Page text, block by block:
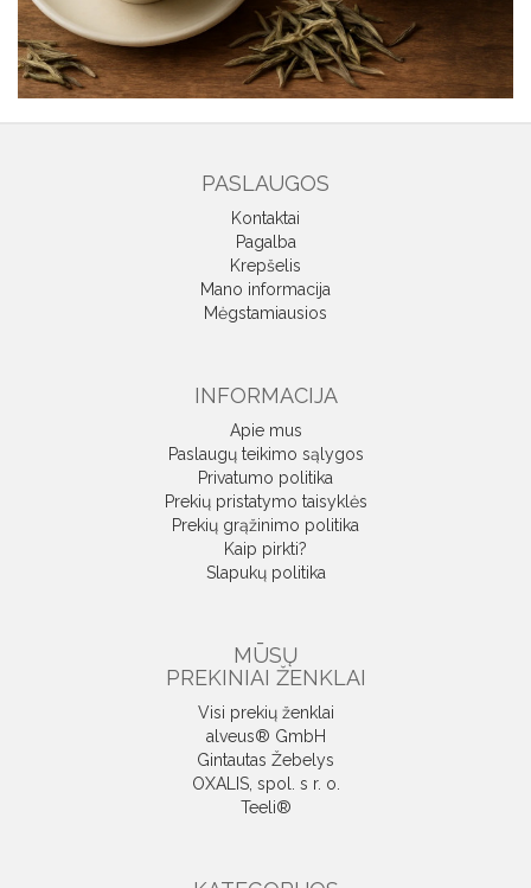
PASLAUGOS
Kontaktai
Pagalba
Krepšelis
Mano informacija
Mėgstamiausios
INFORMACIJA
Apie mus
Paslaugų teikimo sąlygos
Privatumo politika
Prekių pristatymo taisyklės
Prekių grąžinimo politika
Kaip pirkti?
Slapukų politika
MŪSŲ
PREKINIAI ŽENKLAI
Visi prekių ženklai
alveus® GmbH
Gintautas Žebelys
OXALIS, spol. s r. o.
Teeli®